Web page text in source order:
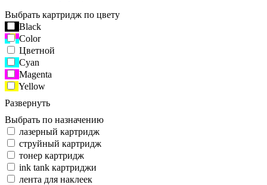
Выбрать картридж по цвету
Black
Color
Цветной
Cyan
Magenta
Yellow
Развернуть
Выбрать по назначению
лазерный картридж
струйный картридж
тонер картридж
ink tank картриджи
лента для наклеек